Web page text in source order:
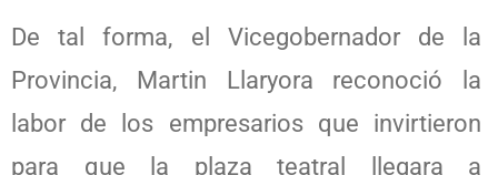
De tal forma, el Vicegobernador de la
Provincia, Martin Llaryora reconoció la
labor de los empresarios que invirtieron
para que la plaza teatral llegara a